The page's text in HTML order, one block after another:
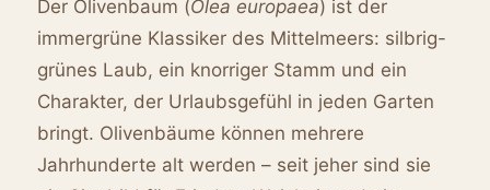
Der Olivenbaum (Olea europaea) ist der
immergrüne Klassiker des Mittelmeers: silbrig-
grünes Laub, ein knorriger Stamm und ein
Charakter, der Urlaubsgefühl in jeden Garten
bringt. Olivenbäume können mehrere
Jahrhunderte alt werden – seit jeher sind sie